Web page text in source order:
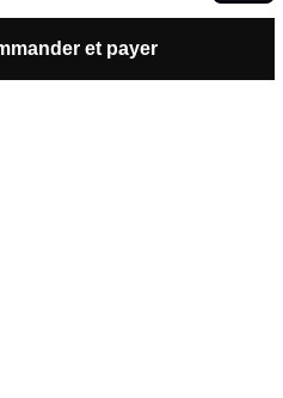
et payer